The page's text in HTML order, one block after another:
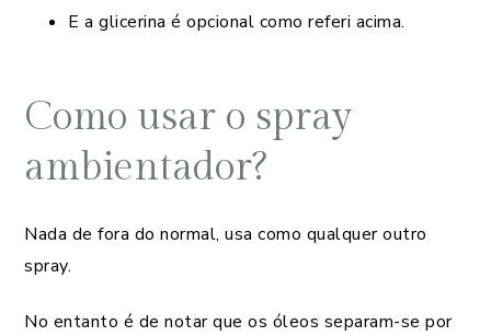
E a glicerina é opcional como referi acima.
Como usar o spray
ambientador?
Nada de fora do normal, usa como qualquer outro
spray.
No entanto é de notar que os óleos separam-se por